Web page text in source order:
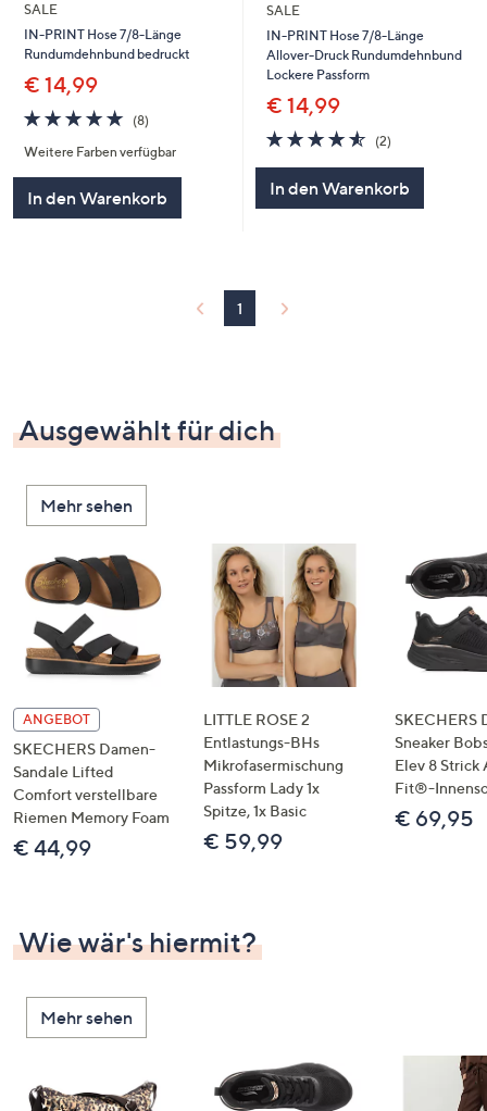
anzuzeigen.
SALE
IN-PRINT Hose 7/8-Länge
Rundumdehnbund bedruckt
€ 14,99
4.8
von
5
(8)8
Weitere Farben verfügbar
In den Warenkorb
SALE
IN-PRINT Hose 7/8-Länge
Allover-Druck Rundumdehnbund
Lockere Passform
€ 14,99
4.5
von
(2)2
In den Warenkorb
1
Ausgewählt für dich
Mehr sehen
ANGEBOT
SKECHERS Damen-
Sandale Lifted
Comfort verstellbare
Riemen Memory Foam
€ 44,99
LITTLE ROSE 2
Entlastungs-BHs
Mikrofasermischung
Passform Lady 1x
Spitze, 1x Basic
€ 59,99
SKECHERS
Sneaker
Elev 8 Strick
Fit®-
€ 69,95
Wie wär's hiermit?
Mehr sehen